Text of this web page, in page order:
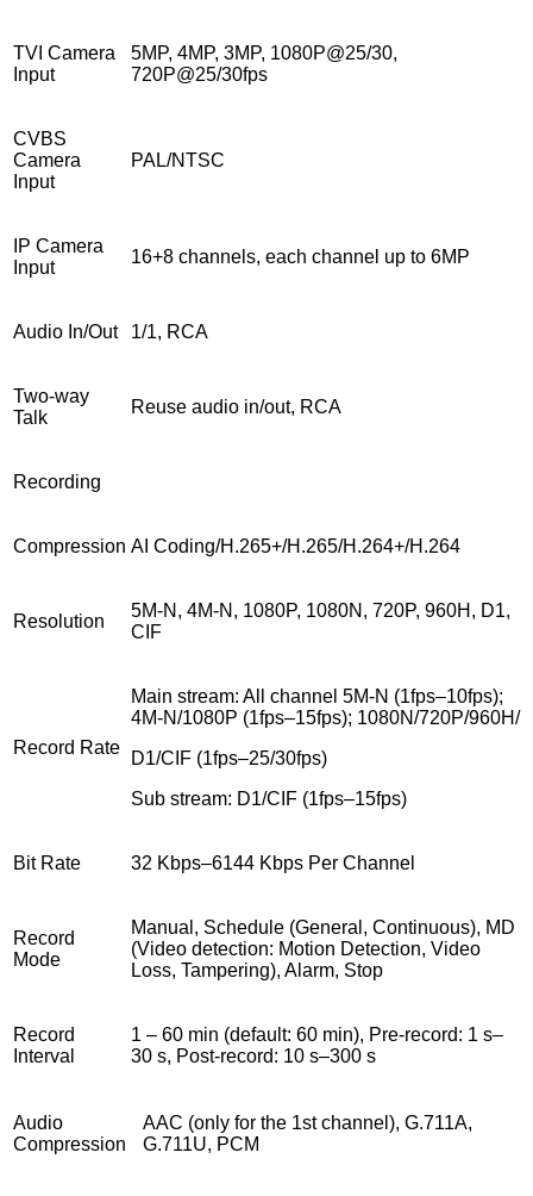
TVI Camera
Input
5MP, 4MP, 3MP, 1080P@25/30,
720P@25/30fps
CVBS
Camera
Input
PAL/NTSC
IP Camera
Input
16+8 channels, each channel up to 6MP
Audio In/Out 1/1, RCA
Two-way
Talk
Reuse audio in/out, RCA
Recording
Compression AI Coding/H.265+/H.265/H.264+/H.264
Resolution
5M-N, 4M-N, 1080P, 1080N, 720P, 960H, D1,
CIF
Record Rate
Main stream: All channel 5M-N (1fps–10fps);
4M-N/1080P (1fps–15fps); 1080N/720P/960H/
D1/CIF (1fps–25/30fps)
Sub stream: D1/CIF (1fps–15fps)
Bit Rate 32 Kbps–6144 Kbps Per Channel
Record
Mode
Manual, Schedule (General, Continuous), MD
(Video detection: Motion Detection, Video
Loss, Tampering), Alarm, Stop
Record
Interval
1 – 60 min (default: 60 min), Pre-record: 1 s–
30 s, Post-record: 10 s–300 s
Audio
Compression
AAC (only for the 1st channel), G.711A,
G.711U, PCM